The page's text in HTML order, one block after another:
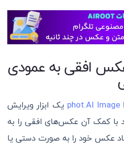
افقی به عمودی
phot.AI Image یک ابزار ویرایش
کمک آن عکس‌های افقی را به
عکس خود را به صورت دستی یا